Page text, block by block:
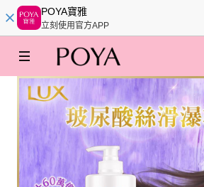
POYA寶雅
立刻使用官方APP